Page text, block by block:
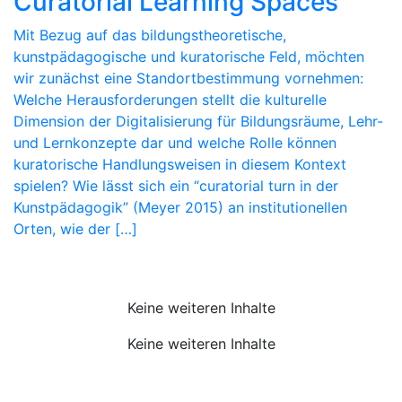
Mit Bezug auf das bildungstheoretische,
kunstpädagogische und kuratorische Feld, möchten
wir zunächst eine Standortbestimmung vornehmen:
Welche Herausforderungen stellt die kulturelle
Dimension der Digitalisierung für Bildungsräume, Lehr-
und Lernkonzepte dar und welche Rolle können
kuratorische Handlungsweisen in diesem Kontext
spielen? Wie lässt sich ein “curatorial turn in der
Kunstpädagogik” (Meyer 2015) an institutionellen
Orten, wie der […]
Keine weiteren Inhalte
Keine weiteren Inhalte